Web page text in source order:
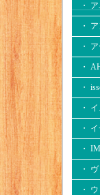
・
・
・
・
・
・
・
・
・
・